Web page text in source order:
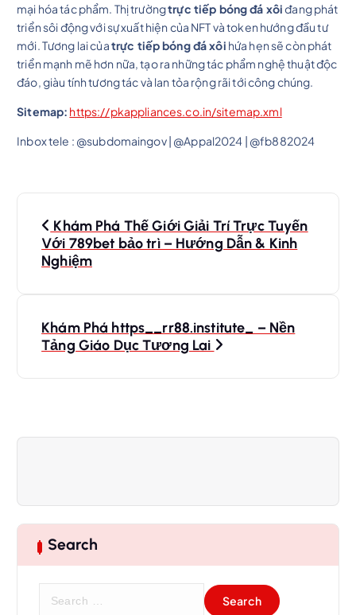
mại hóa tác phẩm. Thị trườngtrực tiếp bóng đá xôiđang phát
triển sôi động với sự xuất hiện của NFT và token hướng đầu tư
mới. Tương lai củatrực tiếp bóng đá xôi hứa hẹn sẽ còn phát
triển mạnh mẽ hơn nữa, tạo ra những tác phẩm nghệ thuật độc
đáo, giàu tính tương tác và lan tỏa rộng rãi tới công chúng.
Sitemap: https://pkappliances.co.in/sitemap.xml
Inbox tele : @subdomaingov | @Appal2024 | @fb882024
v
g
a
Khám Phá Thế Giới Giải Trí Trực Tuyến
Với 789bet bảo trì – Hướng Dẫn & Kinh
Nghiệm
Khám Phá https__rr88.institute_ – Nền
Tảng Giáo Dục Tương Lai
Search